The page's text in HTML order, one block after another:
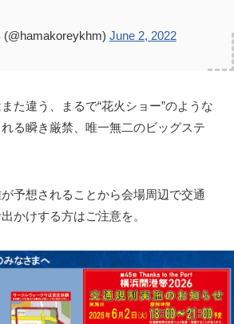
June 2, 2022
た違う、まるで“花火ショー”のような
る瞬き厳禁、唯一無二のビッグステ
予想されることから会場周辺で交通
かけする方はご注意を。